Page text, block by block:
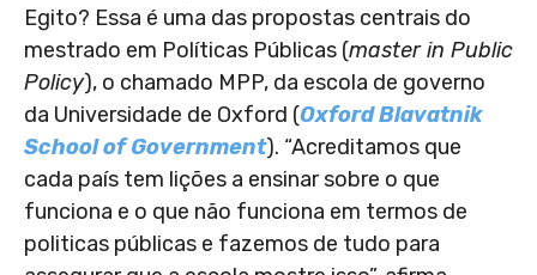
Egito? Essa é uma das propostas centrais do
mestrado em Políticas Públicas (master in Public
Policy), o chamado MPP, da escola de governo
da Universidade de Oxford (Oxford Blavatnik
School of Government). “Acreditamos que
cada país tem lições a ensinar sobre o que
funciona e o que não funciona em termos de
politicas públicas e fazemos de tudo para